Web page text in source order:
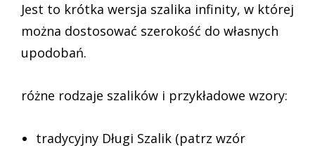
Jest to krótka wersja szalika infinity, w której
można dostosować szerokość do własnych
upodobań.
różne rodzaje szalików i przykładowe wzory:
tradycyjny Długi Szalik (patrz wzór